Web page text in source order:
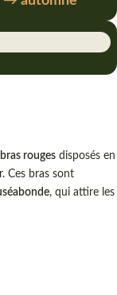
rouges disposés en
Ces bras sont
, qui attire les